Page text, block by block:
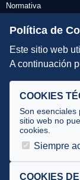
Normativa
Escuelas de Triatlón
DIRECCIÓN
Selecciones
Tecnificación
JUECES Y
Documentos
Política de
Este sitio web
A continuación
COOKIES
Son esenciales
sitio web no
cookies.
Siempre
COOKIES